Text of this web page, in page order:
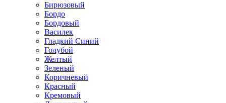
Бирюзовый
Бордо
Бордовый
Василек
Гладкий Синий
Голубой
Желтый
Зеленый
Коричневый
Красный
Кремовый